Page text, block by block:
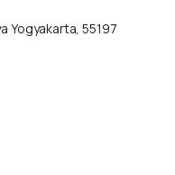
Yogyakarta, 55197